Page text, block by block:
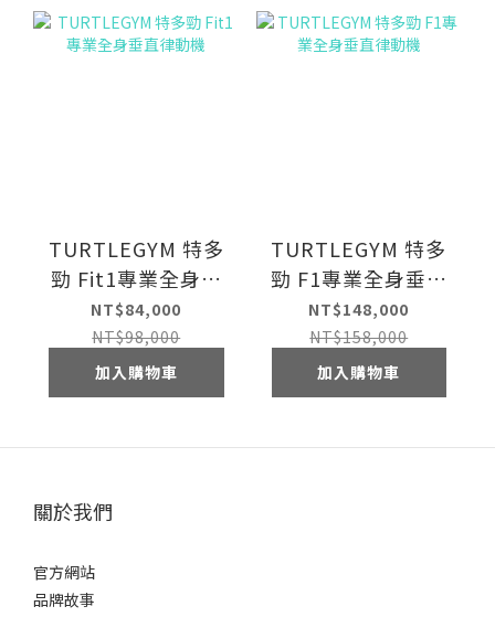
TURTLEGYM 特多
勁 Fit1專業全身垂
直律動機
NT$84,000
NT$98,000
加入購物車
TURTLEGYM 特多
勁 F1專業全身垂直
律動機
NT$148,000
NT$158,000
加入購物車
關於我們
官方網站
品牌故事